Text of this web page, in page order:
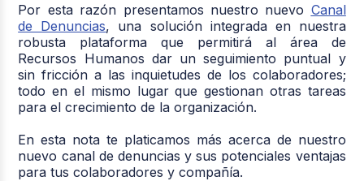
Por esta razón presentamos nuestro nuevo Canal
de Denuncias, una solución integrada en nuestra
robusta plataforma que permitirá al área de
Recursos Humanos dar un seguimiento puntual y
sin fricción a las inquietudes de los colaboradores;
todo en el mismo lugar que gestionan otras tareas
para el crecimiento de la organización.
En esta nota te platicamos más acerca de nuestro
nuevo canal de denuncias y sus potenciales ventajas
para tus colaboradores y compañía.